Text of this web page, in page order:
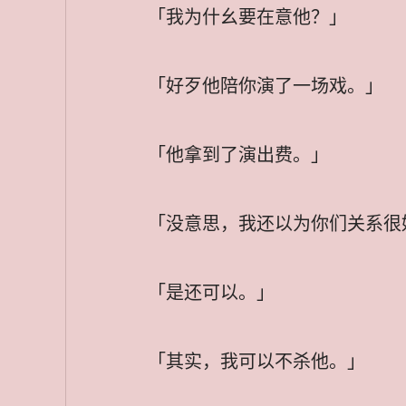
「我为什幺要在意他？」
「好歹他陪你演了一场戏。」
「他拿到了演出费。」
「没意思，我还以为你们关系
「是还可以。」
「其实，我可以不杀他。」